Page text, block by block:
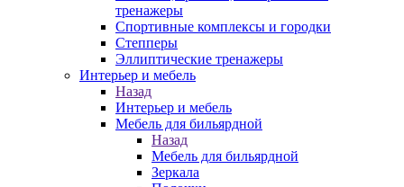
тренажеры
Спортивные комплексы и городки
Степперы
Эллиптические тренажеры
Интерьер и мебель
Назад
Интерьер и мебель
Мебель для бильярдной
Назад
Мебель для бильярдной
Зеркала